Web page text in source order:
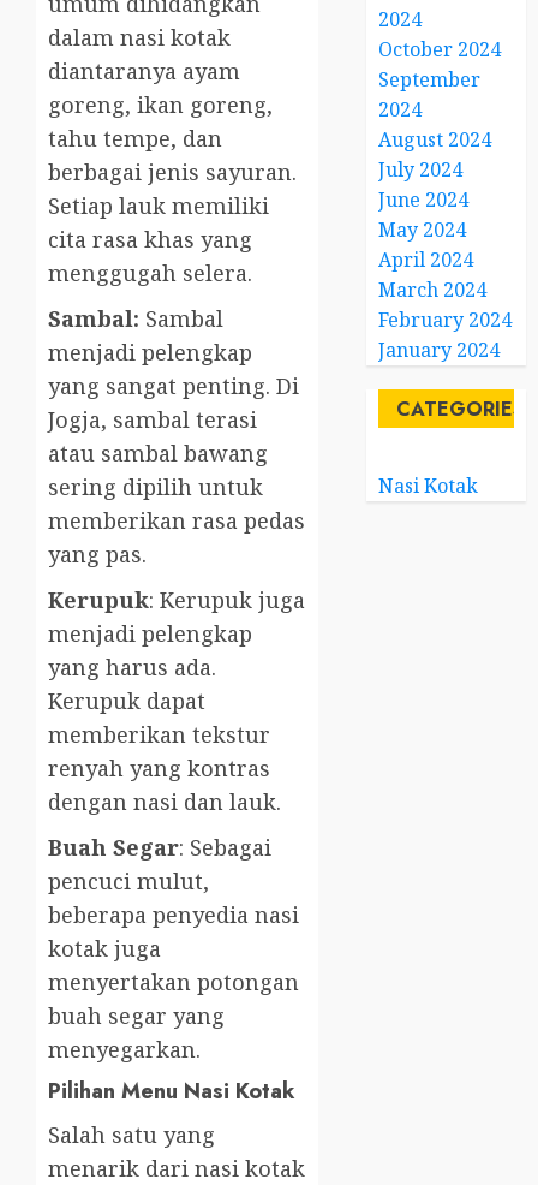
dalam nasi kotak
diantaranya ayam
goreng, ikan goreng,
tahu tempe, dan
berbagai jenis sayuran.
Setiap lauk memiliki
cita rasa khas yang
menggugah selera.
Sambal: Sambal
menjadi pelengkap
yang sangat penting. Di
Jogja, sambal terasi
atau sambal bawang
sering dipilih untuk
memberikan rasa pedas
yang pas.
Kerupuk: Kerupuk juga
menjadi pelengkap
yang harus ada.
Kerupuk dapat
memberikan tekstur
renyah yang kontras
dengan nasi dan lauk.
Buah Segar: Sebagai
pencuci mulut,
beberapa penyedia nasi
kotak juga
menyertakan potongan
buah segar yang
menyegarkan.
Pilihan Menu Nasi Kotak
Salah satu yang
menarik dari nasi kotak
2024
October 2024
September
2024
August 2024
July 2024
June 2024
May 2024
April 2024
March 2024
February 2024
January 2024
CATEGORIES
Nasi Kotak